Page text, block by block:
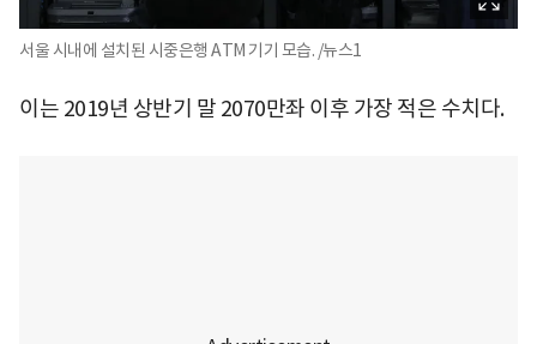
서울 시내에 설치된 시중은행 ATM 기기 모습. /뉴스1
이는 2019년 상반기 말 2070만좌 이후 가장 적은 수치다.